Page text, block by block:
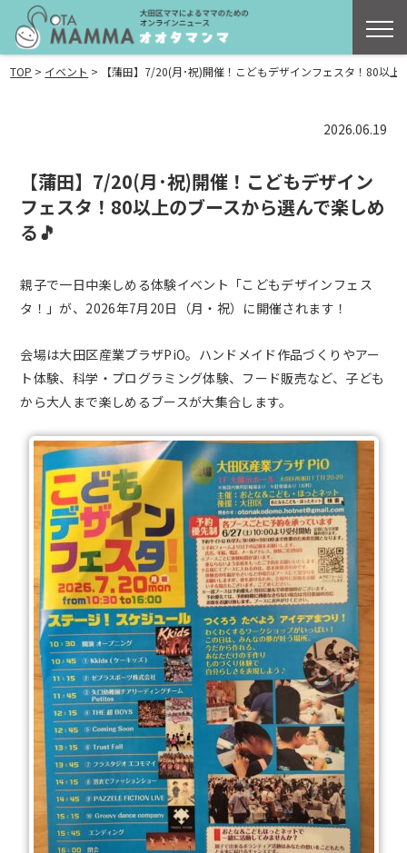
TOP > イベント > 【蒲田】7/20(月･祝)開催！こどもデザインフェスタ！80以
2026.06.19
【蒲田】7/20(月･祝)開催！こどもデザイン
フェスタ！80以上のブースから選んで楽しめ
る🎵
親子で一日中楽しめる体験イベント「こどもデザインフェス
タ！」が、2026年7月20日（月・祝）に開催されます！
会場は大田区産業プラザPiO。ハンドメイド作品づくりやアー
ト体験、科学・プログラミング体験、フード販売など、子ども
から大人まで楽しめるブースが大集合します。